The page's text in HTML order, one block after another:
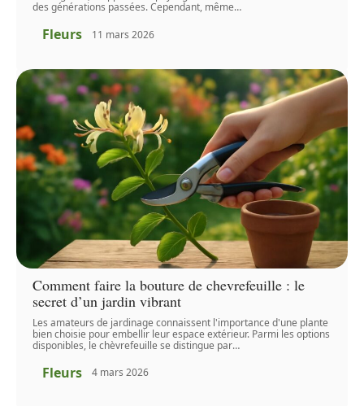
des générations passées. Cependant, même…
Fleurs 11 mars 2026
Comment faire la bouture de chevrefeuille : le
secret d’un jardin vibrant
Les amateurs de jardinage connaissent l'importance d'une plante
bien choisie pour embellir leur espace extérieur. Parmi les options
disponibles, le chèvrefeuille se distingue par…
Fleurs 4 mars 2026